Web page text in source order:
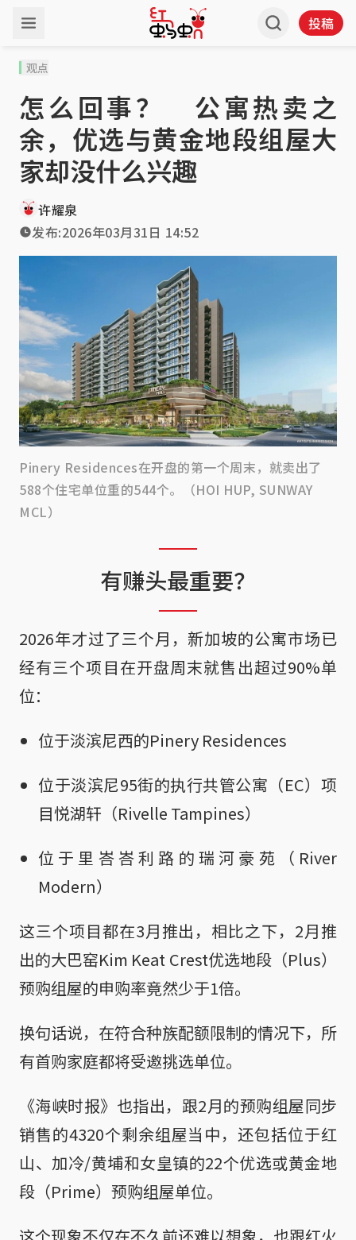
投稿
观点
怎么回事？ 公寓热卖之
余，优选与黄金地段组屋大
家却没什么兴趣
许耀泉
发布:2026年03月31日 14:52
Pinery Residences在开盘的第一个周末，就卖出了
588个住宅单位重的544个。（HOI HUP, SUNWAY
MCL）
有赚头最重要？
2026年才过了三个月，新加坡的公寓市场已
经有三个项目在开盘周末就售出超过90%单
位：
位于淡滨尼西的Pinery Residences
位于淡滨尼95街的执行共管公寓（EC）项
目悦湖轩（Rivelle Tampines）
位于里峇峇利路的瑞河豪苑（River
Modern）
这三个项目都在3月推出，相比之下，2月推
出的大巴窑Kim Keat Crest优选地段（Plus）
预购组屋的申购率竟然少于1倍。
换句话说，在符合种族配额限制的情况下，所
有首购家庭都将受邀挑选单位。
《海峡时报》也指出，跟2月的预购组屋同步
销售的4320个剩余组屋当中，还包括位于红
山、加冷/黄埔和女皇镇的22个优选或黄金地
段（Prime）预购组屋单位。